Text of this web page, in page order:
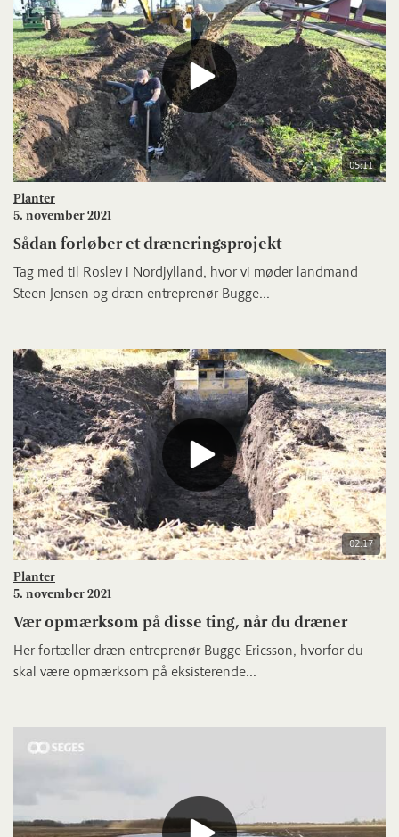
05:11
Planter
5. november 2021
Sådan forløber et dræneringsprojekt
Tag med til Roslev i Nordjylland, hvor vi møder landmand
Steen Jensen og dræn-entreprenør Bugge...
02:17
Planter
5. november 2021
Vær opmærksom på disse ting, når du dræner
Her fortæller dræn-entreprenør Bugge Ericsson, hvorfor du
skal være opmærksom på eksisterende...